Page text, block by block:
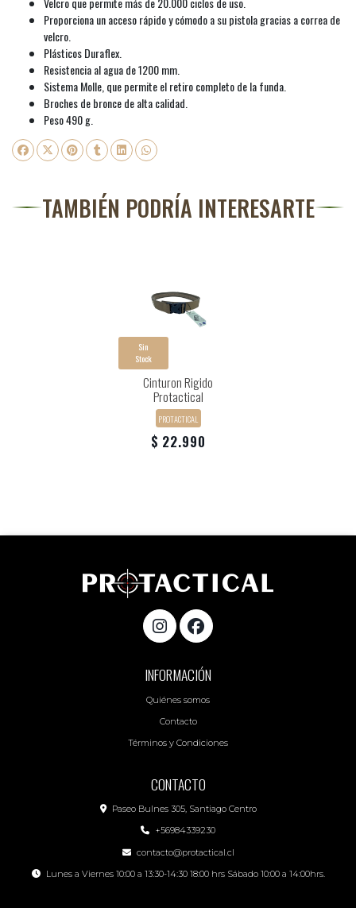
Proporciona un acceso rápido y cómodo a su pistola gracias a correa de
velcro.
Plásticos Duraflex.
Resistencia al agua de 1200 mm.
Sistema Molle, que permite el retiro completo de la funda.
Broches de bronce de alta calidad.
Peso 490 g.
TAMBIÉN PODRÍA INTERESARTE
Sin
Stock
Cinturon Rigido
Protactical
PROTACTICAL
$ 22.990
INFORMACIÓN
Quiénes somos
Contacto
Términos y Condiciones
CONTACTO
Paseo Bulnes 305, Santiago Centro
+56984339230
contacto@protactical.cl
Lunes a Viernes 10:00 a 13:30-14:30 18:00 hrs Sábado 10:00 a 14:00hrs.